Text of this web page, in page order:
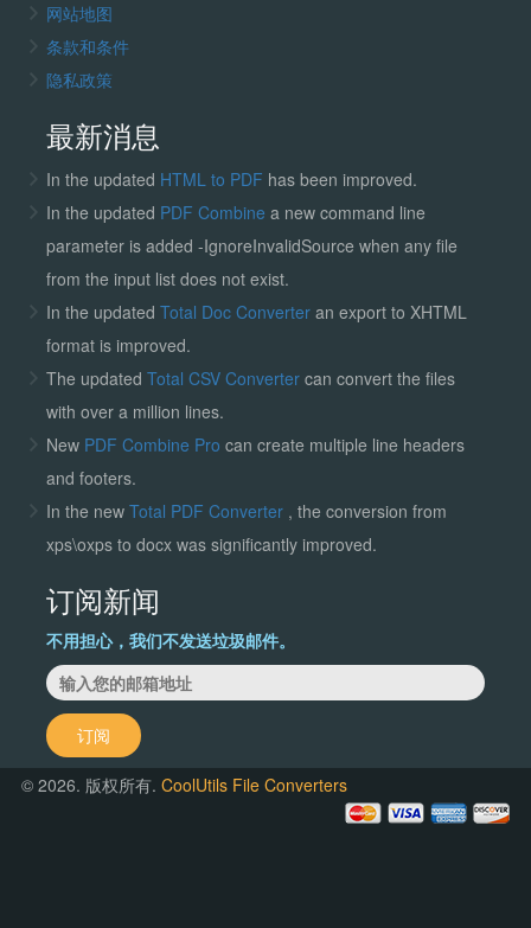
网站地图
条款和条件
隐私政策
最新消息
In the updated HTML to PDF has been improved.
In the updated PDF Combine a new command line
parameter is added -IgnoreInvalidSource when any file
from the input list does not exist.
In the updated Total Doc Converter an export to XHTML
format is improved.
The updated Total CSV Convertercan convert the files
with over a million lines.
New PDF Combine Pro can create multiple line headers
and footers.
In the new Total PDF Converter , the conversion from
xps\oxps to docx was significantly improved.
订阅新闻
不用担心，我们不发送垃圾邮件。
订阅
© 2026. 版权所有.CoolUtils File Converters